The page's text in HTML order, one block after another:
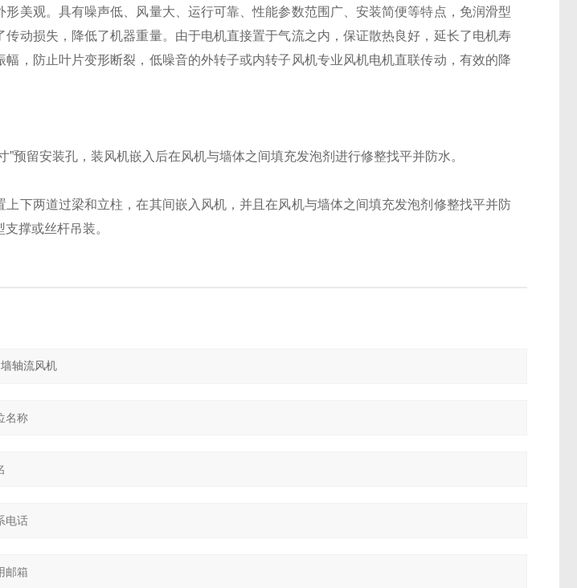
美观。具有噪声低、风量大、运行可靠、性能参数范围广、安装简便等特点，免润滑型
传动损失，降低了机器重量。由于电机直接置于气流之内，保证散热良好，延长了电机寿
，防止叶片变形断裂，低噪音的外转子或内转子风机专业风机电机直联传动，有效的降
”预留安装孔，装风机嵌入后在风机与墙体之间填充发泡剂进行修整找平并防水。
上下两道过梁和立柱，在其间嵌入风机，并且在风机与墙体之间填充发泡剂修整找平并防
撑或丝杆吊装。